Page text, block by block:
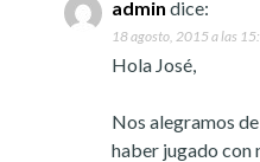
admin dice:
18 agosto, 2015 a las
Hola José,
Nos alegramos
haber jugado con